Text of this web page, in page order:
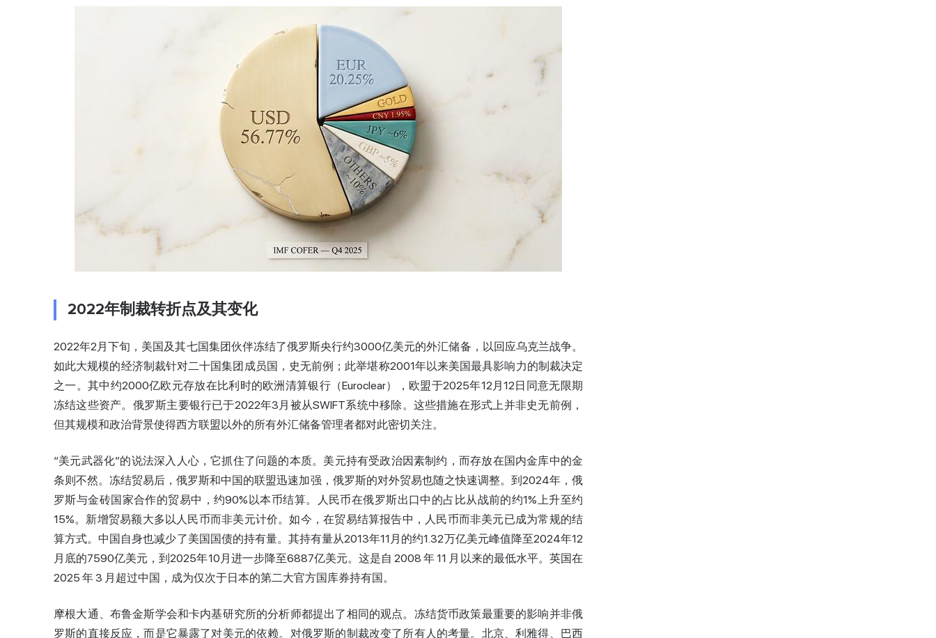
2022年制裁转折点及其变化
2022年2月下旬，美国及其七国集团伙伴冻结了俄罗斯央行约3000亿美元的外汇储备，以回应乌克兰战争。
如此大规模的经济制裁针对二十国集团成员国，史无前例；此举堪称2001年以来美国最具影响力的制裁决定
之一。其中约2000亿欧元存放在比利时的欧洲清算银行（Euroclear），欧盟于2025年12月12日同意无限期
冻结这些资产。俄罗斯主要银行已于2022年3月被从SWIFT系统中移除。这些措施在形式上并非史无前例，
但其规模和政治背景使得西方联盟以外的所有外汇储备管理者都对此密切关注。
“美元武器化”的说法深入人心，它抓住了问题的本质。美元持有受政治因素制约，而存放在国内金库中的金
条则不然。冻结贸易后，俄罗斯和中国的联盟迅速加强，俄罗斯的对外贸易也随之快速调整。到2024年，俄
罗斯与金砖国家合作的贸易中，约90%以本币结算。人民币在俄罗斯出口中的占比从战前的约1%上升至约
15%。新增贸易额大多以人民币而非美元计价。如今，在贸易结算报告中，人民币而非美元已成为常规的结
算方式。中国自身也减少了美国国债的持有量。其持有量从2013年11月的约1.32万亿美元峰值降至2024年12
月底的7590亿美元，到2025年10月进一步降至6887亿美元。这是自 2008 年 11 月以来的最低水平。英国在
2025 年 3 月超过中国，成为仅次于日本的第二大官方国库券持有国。
摩根大通、布鲁金斯学会和卡内基研究所的分析师都提出了相同的观点。冻结货币政策最重要的影响并非俄
罗斯的直接反应，而是它暴露了对美元的依赖。对俄罗斯的制裁改变了所有人的考量。北京、利雅得、巴西